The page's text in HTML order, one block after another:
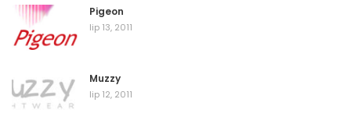
Pigeon
lip 13, 2011
Muzzy
lip 12, 2011